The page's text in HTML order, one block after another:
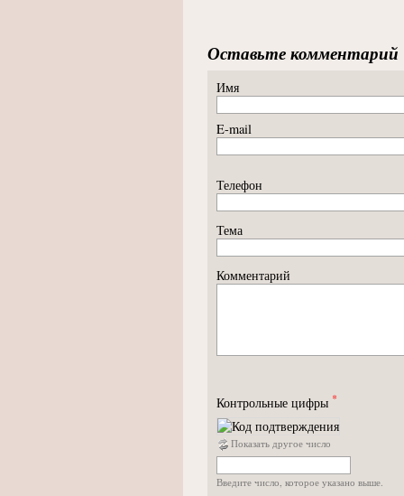
Оставьте комментарий
Имя
E-mail
Телефон
Тема
Комментарий
Контрольные цифры *
Показать другое число
Введите число, которое указано выше.